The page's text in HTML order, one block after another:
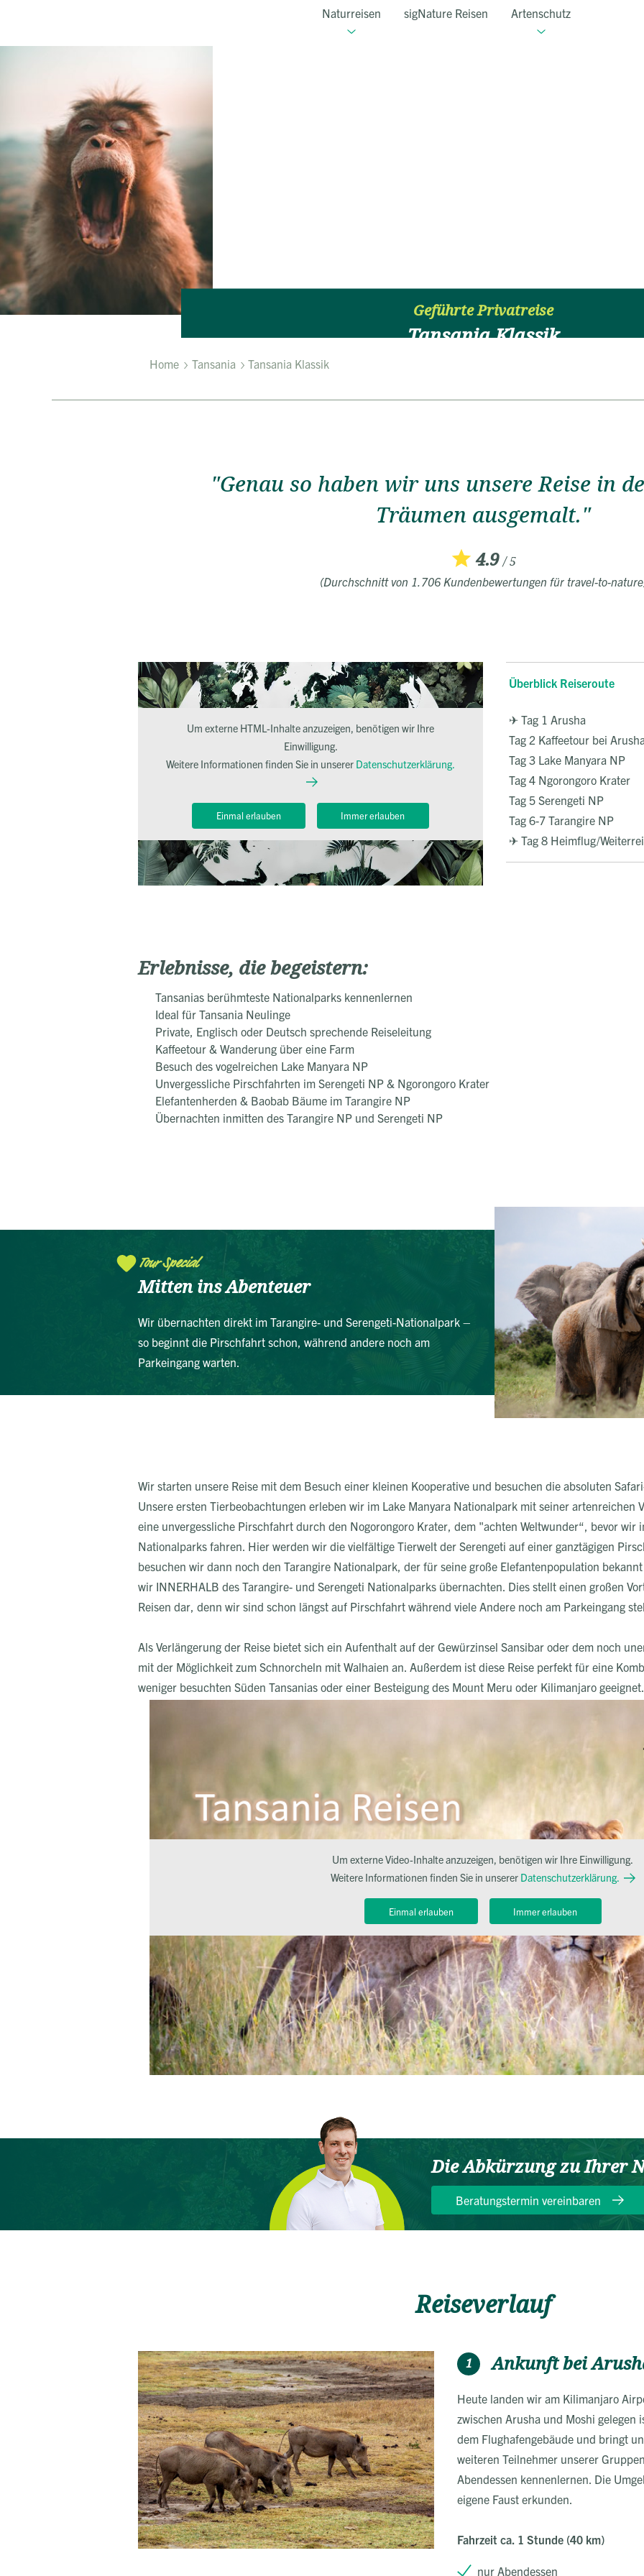
Naturreisen sigNature Reisen Artenschutz
Geführte Privatreise
Tansania Klassik
8 Tage
Home Tansania Tansania Klassik
Überblick Reiseverlauf Bewertungen Termine FAQ
"Genau so haben wir uns unsere Reise in
Träumen ausgemalt."
4.9/ 5
(Durchschnitt von 1.706 Kundenbewertungen für travel-to-
Um externe HTML-Inhalte anzuzeigen, benötigen wir Ihre
Einwilligung.
Weitere Informationen finden Sie in unserer Datenschutzerklärung.
Einmal erlauben Immer erlauben
Überblick Reiseroute
✈ Tag 1 Arusha
Tag 2 Kaffeetour bei
Tag 3 Lake Manyara NP
Tag 4 Ngorongoro Krater
Tag 5 Serengeti NP
Tag 6-7 Tarangire NP
✈ Tag 8 Heimflug/
Erlebnisse, die begeistern:
Tansanias berühmteste Nationalparks kennenlernen
Ideal für Tansania Neulinge
Private, Englisch oder Deutsch sprechende Reiseleitung
Kaffeetour & Wanderung über eine Farm
Besuch des vogelreichen Lake Manyara NP
Unvergessliche Pirschfahrten im Serengeti NP & Ngorongoro Krater
Elefantenherden & Baobab Bäume im Tarangire NP
Übernachten inmitten des Tarangire NP und Serengeti NP
Tour Special
Mitten ins Abenteuer
Wir übernachten direkt im Tarangire- und Serengeti-Nationalpark –
so beginnt die Pirschfahrt schon, während andere noch am
Parkeingang warten.
Wir starten unsere Reise mit dem Besuch einer kleinen Kooperative und besuchen die absoluten
Unsere ersten Tierbeobachtungen erleben wir im Lake Manyara Nationalpark mit seiner artenreichen
eine unvergessliche Pirschfahrt durch den Nogorongoro Krater, dem "achten Weltwunder“, bevor wir
Nationalparks fahren. Hier werden wir die vielfältige Tierwelt der Serengeti auf einer ganztägigen
besuchen wir dann noch den Tarangire Nationalpark, der für seine große Elefantenpopulation
wir INNERHALB des Tarangire- und Serengeti Nationalparks übernachten. Dies stellt einen großen
Reisen dar, denn wir sind schon längst auf Pirschfahrt während viele Andere noch am Parkeingang
Als Verlängerung der Reise bietet sich ein Aufenthalt auf der Gewürzinsel Sansibar oder dem noch
mit der Möglichkeit zum Schnorcheln mit Walhaien an. Außerdem ist diese Reise perfekt für eine
weniger besuchten Süden Tansanias oder einer Besteigung des Mount Meru oder Kilimanjaro geeignet.
Um externe Video-Inhalte anzuzeigen, benötigen wir Ihre Einwilligung.
Weitere Informationen finden Sie in unserer Datenschutzerklärung.
Einmal erlauben Immer erlauben
Die Abkürzung zu Ihrer
Beratungstermin vereinbaren
Reiseverlauf
1 Ankunft bei
Heute landen wir am Kilimanjaro
zwischen Arusha und Moshi gelegen
dem Flughafengebäude und bringt
weiteren Teilnehmer unserer
Abendessen kennenlernen. Die
eigene Faust erkunden.
Fahrzeit ca. 1 Stunde (40 km)
nur Abendessen